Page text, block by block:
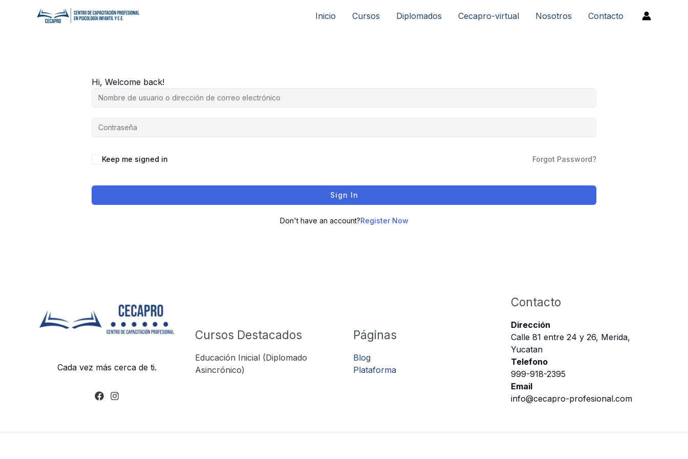
Inicio Cursos Diplomados Cecapro-virtual Nosotros Contacto
Hi, Welcome back!
Keep me signed in Forgot Password?
Sign In
Don't have an account?Register Now
Cada vez más cerca de ti.
Cursos Destacados
Educación Inicial (Diplomado
Asincrónico)
Páginas
Blog
Plataforma
Contacto
Dirección
Calle 81 entre 24 y 26, Merida,
Yucatan
Telefono
999-918-2395
Email
info@cecapro-profesional.com